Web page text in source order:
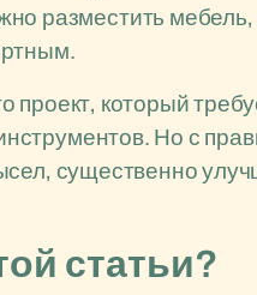
разместить
проект, который
Но с
существенно
статьи?